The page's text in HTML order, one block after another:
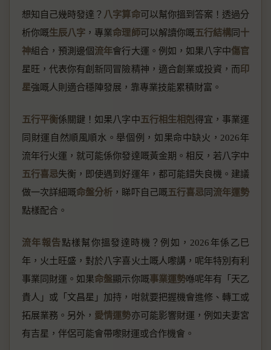
想知自己幾時發達？ 八字算命可以幫你搵到答案！透過分
析你嘅生辰八字 ，專業命理師可以解讀你嘅五行結構同十
神組合，預測邊個流年會行大運。例如，如果八字中傷官
星旺，代表你有創新同冒險精神，適合創業或投資，而印
星強嘅人則適合穩陣發展，靠專業技能累積財富。
五行平衡係關鍵！如果八字中五行相生相剋得宜，事業運
同財運自然順風順水。舉個例，如果命中缺火，2026年
流年行火運，就可能係你發達嘅黃金期。相反，若八字中
五行喜忌失衡，即使遇到好運年，都可能錯失良機。建議
做一次詳細嘅命盤分析 ，睇吓自己嘅五行喜忌同流年運勢
點樣配合。
流年報告點樣幫你搵發達時機？例如，2026年係乙巳
年，火土旺盛，對於八字喜火土嘅人嚟講，呢年特別有利
事業同財運。如果命盤顯示你嘅事業運勢喺呢年有「天乙
貴人」或「文昌星」加持，咁就要把握機會進修、轉工或
拓展業務。另外， 愛情運勢亦可能影響財運，例如夫妻宮
有吉星，伴侶可能會帶嚟財運或合作機會。